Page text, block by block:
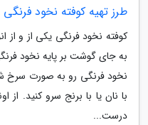
طرز تهیه کوفته نخود
کوفته نخود فرنگی یکی از و
به جای گوشت بر پایه نخود
نخود فرنگی رو به صورت سرخ
با نان یا با برنج سرو کنید.
درست...